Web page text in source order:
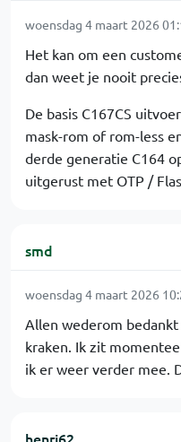
woensdag 4 maart 2026
Het kan om een
dan weet je nooit
De basis C167CS
mask-rom of rom-less
derde generatie C164
uitgerust met OTP /
smd
woensdag 4 maart 2026
Allen wederom
kraken. Ik zit
ik er weer verder mee.